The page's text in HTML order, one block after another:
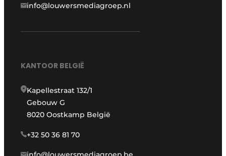
info@louwersmediagroep.nl
KANTOOR BELGIË
Kapellestraat 132/1
Gebouw G
8020 Oostkamp België
+32 50 36 81 70